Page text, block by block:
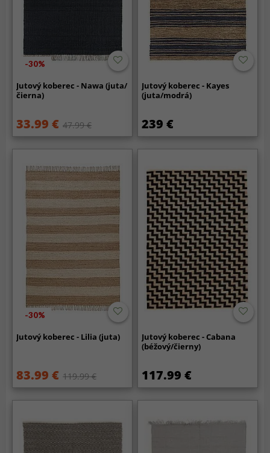
-30%
Jutový koberec - Nawa (juta/
čierna)
33.99 € 47.99 €
Jutový koberec - Kayes
(juta/modrá)
239 €
-30%
Jutový koberec - Lilia (juta)
83.99 € 119.99 €
Jutový koberec - Cabana
(béžový/čierny)
117.99 €